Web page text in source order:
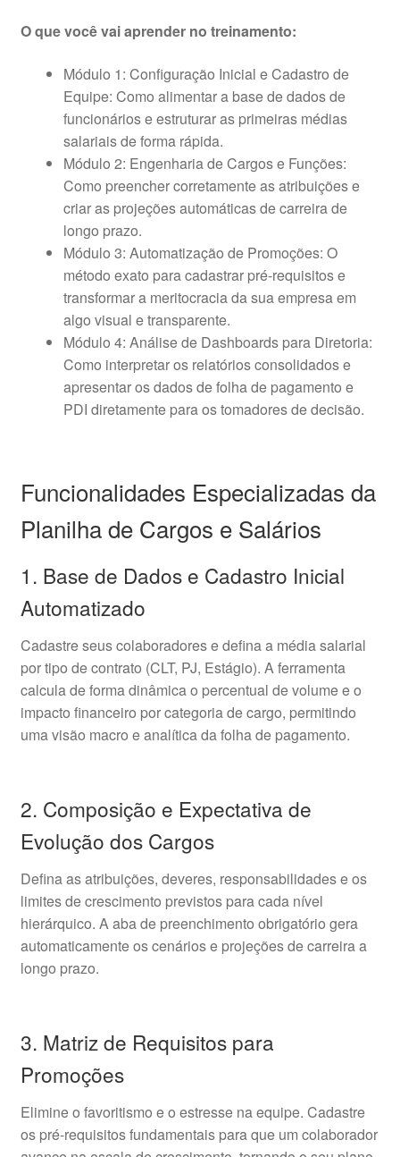
O que você vai aprender no treinamento:
Módulo 1: Configuração Inicial e Cadastro de
Equipe: Como alimentar a base de dados de
funcionários e estruturar as primeiras médias
salariais de forma rápida.
Módulo 2: Engenharia de Cargos e Funções:
Como preencher corretamente as atribuições e
criar as projeções automáticas de carreira de
longo prazo.
Módulo 3: Automatização de Promoções: O
método exato para cadastrar pré-requisitos e
transformar a meritocracia da sua empresa em
algo visual e transparente.
Módulo 4: Análise de Dashboards para Diretoria:
Como interpretar os relatórios consolidados e
apresentar os dados de folha de pagamento e
PDI diretamente para os tomadores de decisão.
Funcionalidades Especializadas da
Planilha de Cargos e Salários
1. Base de Dados e Cadastro Inicial
Automatizado
Cadastre seus colaboradores e defina a média salarial
por tipo de contrato (CLT, PJ, Estágio). A ferramenta
calcula de forma dinâmica o percentual de volume e o
impacto financeiro por categoria de cargo, permitindo
uma visão macro e analítica da folha de pagamento.
2. Composição e Expectativa de
Evolução dos Cargos
Defina as atribuições, deveres, responsabilidades e os
limites de crescimento previstos para cada nível
hierárquico. A aba de preenchimento obrigatório gera
automaticamente os cenários e projeções de carreira a
longo prazo.
3. Matriz de Requisitos para
Promoções
Elimine o favoritismo e o estresse na equipe. Cadastre
os pré-requisitos fundamentais para que um colaborador